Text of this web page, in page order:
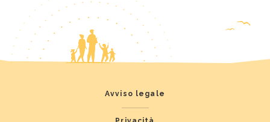
Avviso legale